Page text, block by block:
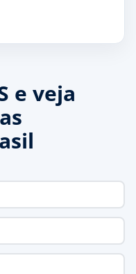
e veja